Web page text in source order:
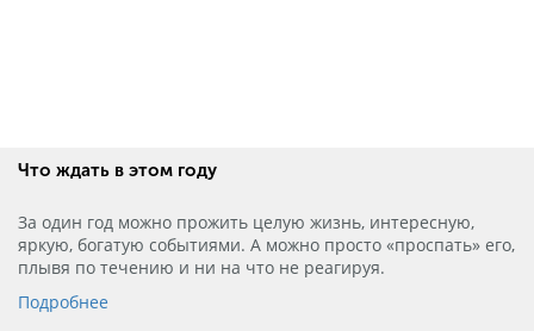
Что ждать в этом году
За один год можно прожить целую жизнь, интересную,
яркую, богатую событиями. А можно просто «проспать» его,
плывя по течению и ни на что не реагируя.
Подробнее